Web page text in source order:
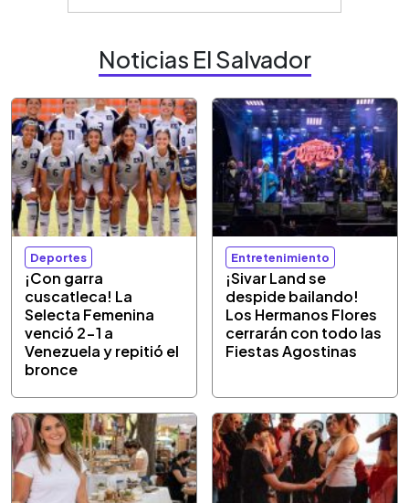
Noticias El Salvador
Deportes
¡Con garra
cuscatleca! La
Selecta Femenina
venció 2-1 a
Venezuela y repitió el
bronce
Entretenimiento
¡Sivar Land se
despide bailando!
Los Hermanos Flores
cerrarán con todo las
Fiestas Agostinas